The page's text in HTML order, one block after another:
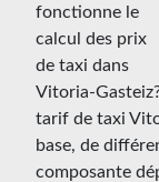
tarif de taxi
base, de
composante